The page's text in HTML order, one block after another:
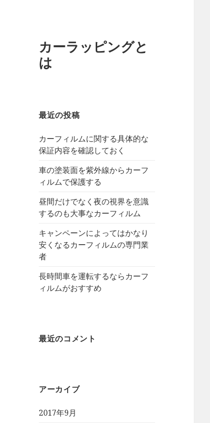
カーラッピングと
は
最近の投稿
カーフィルムに関する具体的な
保証内容を確認しておく
車の塗装面を紫外線からカーフ
ィルムで保護する
昼間だけでなく夜の視界を意識
するのも大事なカーフィルム
キャンペーンによってはかなり
安くなるカーフィルムの専門業
者
長時間車を運転するならカーフ
ィルムがおすすめ
最近のコメント
アーカイブ
2017年9月